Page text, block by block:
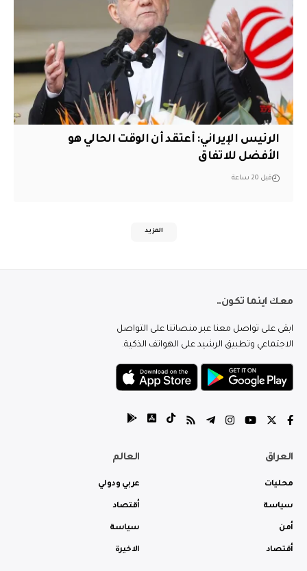
الرئيس الإيراني: أعتقد أن الوقت الحالي هو
الأفضل للاتفاق
قبل 20 ساعة
المزيد
معك اينما تكون..
ابقى على تواصل معنا عبر منصاتنا على التواصل
الاجتماعي وتطبيق الرشيد على الهواتف الذكية.
العراق
محليات
سياسة
أمن
أقتصاد
العالم
عربي ودولي
أقتصاد
سياسة
الاخيرة